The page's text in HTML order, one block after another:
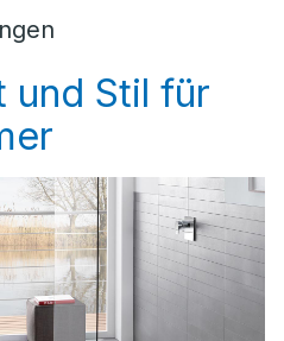
und Stil für